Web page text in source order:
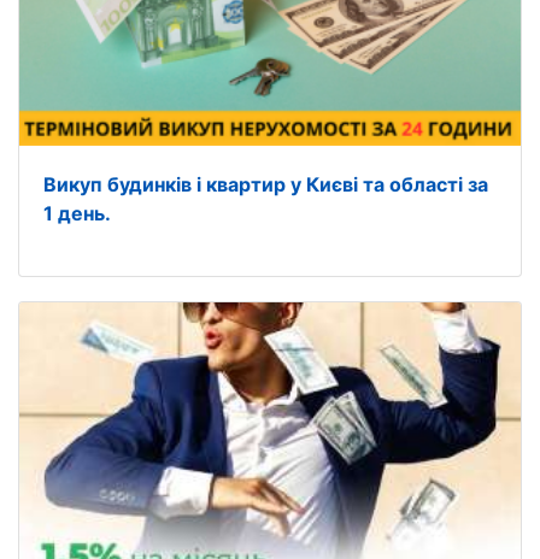
Викуп будинків і квартир у Києві та області за
1 день.